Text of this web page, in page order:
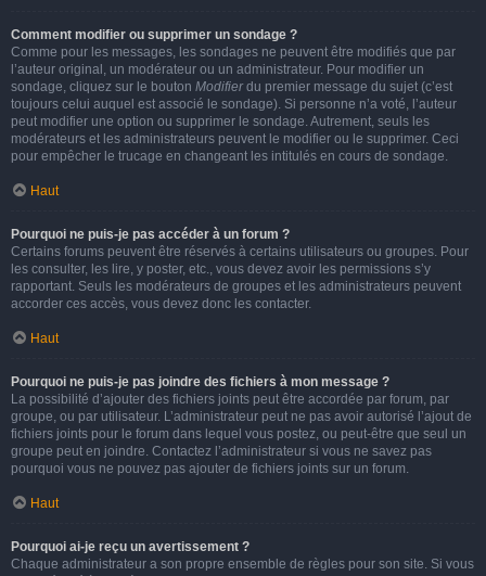
Comment modifier ou supprimer un sondage ?
Comme pour les messages, les sondages ne peuvent être modifiés que par
l’auteur original, un modérateur ou un administrateur. Pour modifier un
sondage, cliquez sur le bouton Modifierdu premier message du sujet (c’est
toujours celui auquel est associé le sondage). Si personne n’a voté, l’auteur
peut modifier une option ou supprimer le sondage. Autrement, seuls les
modérateurs et les administrateurs peuvent le modifier ou le supprimer. Ceci
pour empêcher le trucage en changeant les intitulés en cours de sondage.
Haut
Pourquoi ne puis-je pas accéder à un forum ?
Certains forums peuvent être réservés à certains utilisateurs ou groupes. Pour
les consulter, les lire, y poster, etc., vous devez avoir les permissions s’y
rapportant. Seuls les modérateurs de groupes et les administrateurs peuvent
accorder ces accès, vous devez donc les contacter.
Haut
Pourquoi ne puis-je pas joindre des fichiers à mon message ?
La possibilité d’ajouter des fichiers joints peut être accordée par forum, par
groupe, ou par utilisateur. L’administrateur peut ne pas avoir autorisé l’ajout de
fichiers joints pour le forum dans lequel vous postez, ou peut-être que seul un
groupe peut en joindre. Contactez l’administrateur si vous ne savez pas
pourquoi vous ne pouvez pas ajouter de fichiers joints sur un forum.
Haut
Pourquoi ai-je reçu un avertissement ?
Chaque administrateur a son propre ensemble de règles pour son site. Si vous